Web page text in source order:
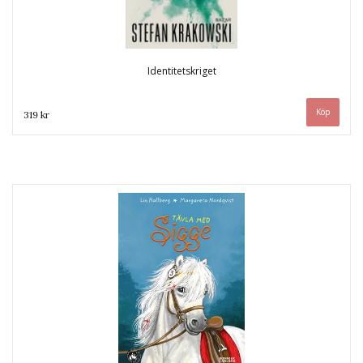
Identitetskriget
319 kr